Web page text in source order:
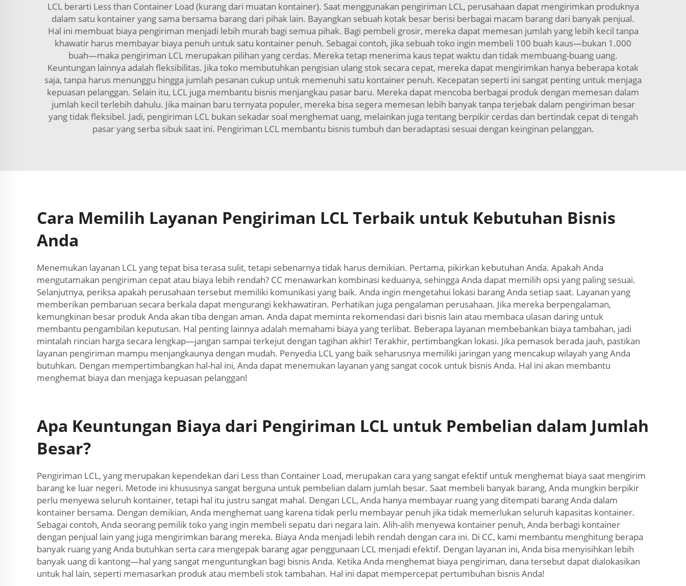
LCL berarti Less than Container Load (kurang dari muatan kontainer). Saat menggunakan pengiriman LCL, perusahaan dapat mengirimkan produknya
dalam satu kontainer yang sama bersama barang dari pihak lain. Bayangkan sebuah kotak besar berisi berbagai macam barang dari banyak penjual.
Hal ini membuat biaya pengiriman menjadi lebih murah bagi semua pihak. Bagi pembeli grosir, mereka dapat memesan jumlah yang lebih kecil tanpa
khawatir harus membayar biaya penuh untuk satu kontainer penuh. Sebagai contoh, jika sebuah toko ingin membeli 100 buah kaus—bukan 1.000
buah—maka pengiriman LCL merupakan pilihan yang cerdas. Mereka tetap menerima kaus tepat waktu dan tidak membuang-buang uang.
Keuntungan lainnya adalah fleksibilitas. Jika toko membutuhkan pengisian ulang stok secara cepat, mereka dapat mengirimkan hanya beberapa kotak
saja, tanpa harus menunggu hingga jumlah pesanan cukup untuk memenuhi satu kontainer penuh. Kecepatan seperti ini sangat penting untuk menjaga
kepuasan pelanggan. Selain itu, LCL juga membantu bisnis menjangkau pasar baru. Mereka dapat mencoba berbagai produk dengan memesan dalam
jumlah kecil terlebih dahulu. Jika mainan baru ternyata populer, mereka bisa segera memesan lebih banyak tanpa terjebak dalam pengiriman besar
yang tidak fleksibel. Jadi, pengiriman LCL bukan sekadar soal menghemat uang, melainkan juga tentang berpikir cerdas dan bertindak cepat di tengah
pasar yang serba sibuk saat ini. Pengiriman LCL membantu bisnis tumbuh dan beradaptasi sesuai dengan keinginan pelanggan.
Cara Memilih Layanan Pengiriman LCL Terbaik untuk Kebutuhan Bisnis
Anda
Menemukan layanan LCL yang tepat bisa terasa sulit, tetapi sebenarnya tidak harus demikian. Pertama, pikirkan kebutuhan Anda. Apakah Anda
mengutamakan pengiriman cepat atau biaya lebih rendah? CC menawarkan kombinasi keduanya, sehingga Anda dapat memilih opsi yang paling sesuai.
Selanjutnya, periksa apakah perusahaan tersebut memiliki komunikasi yang baik. Anda ingin mengetahui lokasi barang Anda setiap saat. Layanan yang
memberikan pembaruan secara berkala dapat mengurangi kekhawatiran. Perhatikan juga pengalaman perusahaan. Jika mereka berpengalaman,
kemungkinan besar produk Anda akan tiba dengan aman. Anda dapat meminta rekomendasi dari bisnis lain atau membaca ulasan daring untuk
membantu pengambilan keputusan. Hal penting lainnya adalah memahami biaya yang terlibat. Beberapa layanan membebankan biaya tambahan, jadi
mintalah rincian harga secara lengkap—jangan sampai terkejut dengan tagihan akhir! Terakhir, pertimbangkan lokasi. Jika pemasok berada jauh, pastikan
layanan pengiriman mampu menjangkaunya dengan mudah. Penyedia LCL yang baik seharusnya memiliki jaringan yang mencakup wilayah yang Anda
butuhkan. Dengan mempertimbangkan hal-hal ini, Anda dapat menemukan layanan yang sangat cocok untuk bisnis Anda. Hal ini akan membantu
menghemat biaya dan menjaga kepuasan pelanggan!
Apa Keuntungan Biaya dari Pengiriman LCL untuk Pembelian dalam Jumlah
Besar?
Pengiriman LCL, yang merupakan kependekan dari Less than Container Load, merupakan cara yang sangat efektif untuk menghemat biaya saat mengirim
barang ke luar negeri. Metode ini khususnya sangat berguna untuk pembelian dalam jumlah besar. Saat membeli banyak barang, Anda mungkin berpikir
perlu menyewa seluruh kontainer, tetapi hal itu justru sangat mahal. Dengan LCL, Anda hanya membayar ruang yang ditempati barang Anda dalam
kontainer bersama. Dengan demikian, Anda menghemat uang karena tidak perlu membayar penuh jika tidak memerlukan seluruh kapasitas kontainer.
Sebagai contoh, Anda seorang pemilik toko yang ingin membeli sepatu dari negara lain. Alih-alih menyewa kontainer penuh, Anda berbagi kontainer
dengan penjual lain yang juga mengirimkan barang mereka. Biaya Anda menjadi lebih rendah dengan cara ini. Di CC, kami membantu menghitung berapa
banyak ruang yang Anda butuhkan serta cara mengepak barang agar penggunaan LCL menjadi efektif. Dengan layanan ini, Anda bisa menyisihkan lebih
banyak uang di kantong—hal yang sangat menguntungkan bagi bisnis Anda. Ketika Anda menghemat biaya pengiriman, dana tersebut dapat dialokasikan
untuk hal lain, seperti memasarkan produk atau membeli stok tambahan. Hal ini dapat mempercepat pertumbuhan bisnis Anda!